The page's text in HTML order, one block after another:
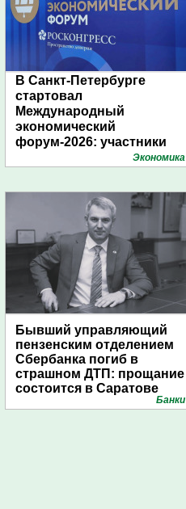
В Санкт-Петербурге
стартовал
Международный
экономический
форум-2026: участники
подготовили креативные
Экономика
Бывший управляющий
пензенским отделением
Сбербанка погиб в
страшном ДТП: прощание
состоится в Саратове
Банки